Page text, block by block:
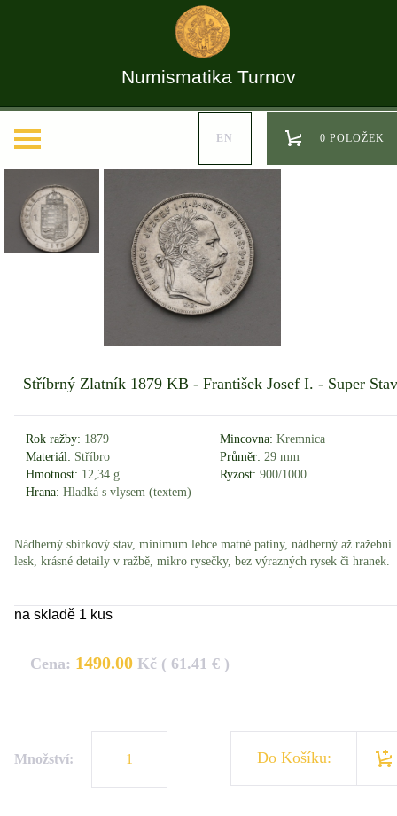
Numismatika Turnov
EN 0 POLOŽEK
Stříbrný Zlatník 1879 KB - František Josef I. - Super
Rok ražby: 1879 Mincovna: Kremnica
Materiál: Stříbro Průměr: 29 mm
Hmotnost: 12,34 g Ryzost: 900/1000
Hrana: Hladká s vlysem (textem)
Nádherný sbírkový stav, minimum lehce matné patiny, nádherný až ražební
lesk, krásné detaily v ražbě, mikro rysečky, bez výrazných rysek či hranek.
na skladě 1 kus
Cena: 1490.00 Kč ( 61.41 € )
Množství: Do Košíku: